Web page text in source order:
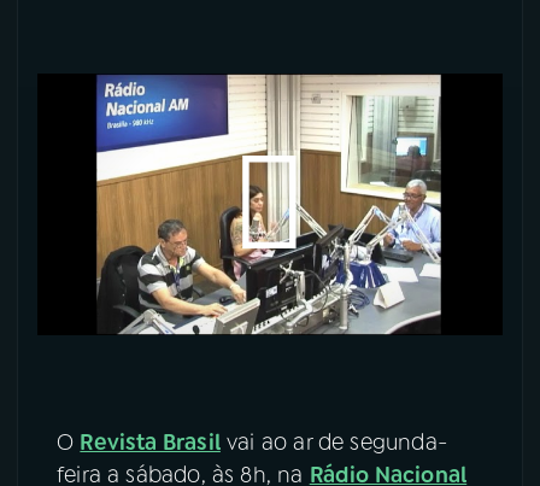
O Revista Brasilvai ao ar de segunda-
feira a sábado, às 8h, na Rádio Nacional